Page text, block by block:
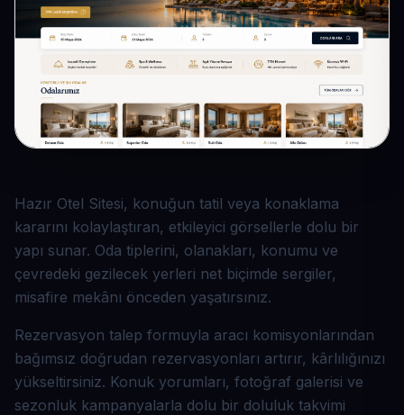
Hazır Otel Sitesi, konuğun tatil veya konaklama
kararını kolaylaştıran, etkileyici görsellerle dolu bir
yapı sunar. Oda tiplerini, olanakları, konumu ve
çevredeki gezilecek yerleri net biçimde sergiler,
misafire mekânı önceden yaşatırsınız.
Rezervasyon talep formuyla aracı komisyonlarından
bağımsız doğrudan rezervasyonları artırır, kârlılığınızı
yükseltirsiniz. Konuk yorumları, fotoğraf galerisi ve
sezonluk kampanyalarla dolu bir doluluk takvimi